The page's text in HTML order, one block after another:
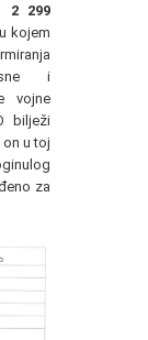
2 299
kojem
i
vojne
bilježi
u toj
za